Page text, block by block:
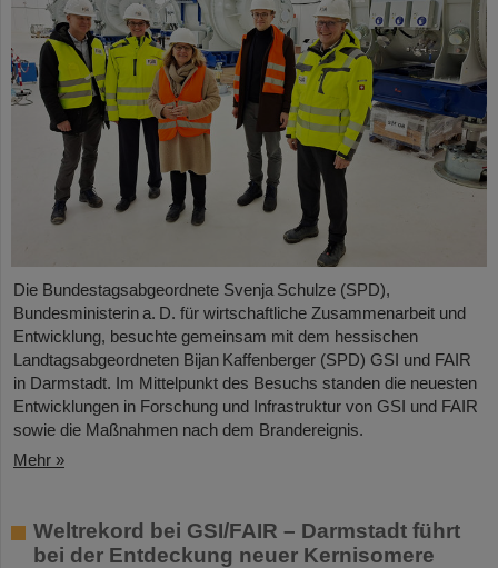
Die Bundestagsabgeordnete Svenja Schulze (SPD),
Bundesministerin a. D. für wirtschaftliche Zusammenarbeit und
Entwicklung, besuchte gemeinsam mit dem hessischen
Landtagsabgeordneten Bijan Kaffenberger (SPD) GSI und FAIR
in Darmstadt. Im Mittelpunkt des Besuchs standen die neuesten
Entwicklungen in Forschung und Infrastruktur von GSI und FAIR
sowie die Maßnahmen nach dem Brandereignis.
Mehr »
Weltrekord bei GSI/FAIR – Darmstadt führt
bei der Entdeckung neuer Kernisomere